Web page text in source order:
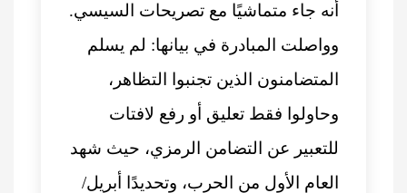
أنه جاء متماشيًا مع تصريحات السيسي.
وواصلت المبادرة في بيانها: لم يسلم
المتضامنون الذين تجنبوا التظاهر،
وحاولوا فقط تعليق أو رفع لافتات
للتعبير عن التضامن الرمزي، حيث شهد
العام الأول من الحرب، وتحديدًا أبريل/